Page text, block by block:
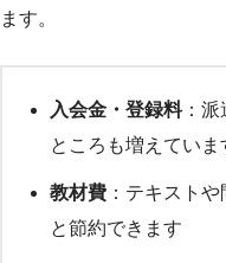
ます。
入会金・登録料：派
ところも増えていま
教材費 ：テキスト
と節約できます